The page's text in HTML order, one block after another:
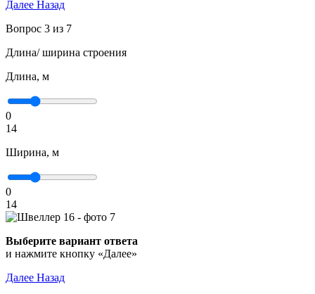
Далее Назад
Вопрос 3 из 7
Длина/ ширина строения
Длина, м
0
14
Ширина, м
0
14
Выберите вариант ответа
и нажмите кнопку «Далее»
Далее Назад